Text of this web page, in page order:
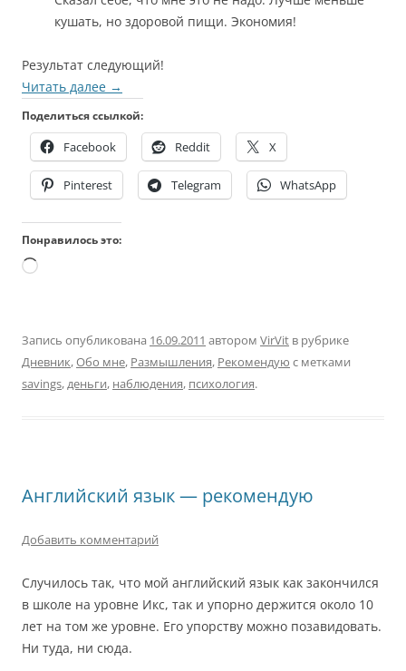
кушать, но здоровой пищи. Экономия!
Результат следующий!
Читать далее →
Поделиться ссылкой:
Facebook Reddit X
Pinterest Telegram WhatsApp
Понравилось это:
Загрузка…
Запись опубликована 16.09.2011 автором VirVit в рубрике
Дневник,Обо мне, Размышления, Рекомендую с метками
savings,деньги, наблюдения, психология.
Английский язык — рекомендую
Добавить комментарий
Случилось так, что мой английский язык как закончился
в школе на уровне Икс, так и упорно держится около 10
лет на том же уровне. Его упорству можно позавидовать.
Ни туда, ни сюда.